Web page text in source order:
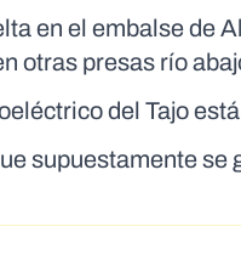
en el embalse de
otras presas río
del Tajo
supuestamente